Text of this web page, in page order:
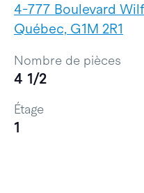
4-777 Boulevard
Québec, G1M 2R1
Nombre de pièces
4 1/2
Étage
1